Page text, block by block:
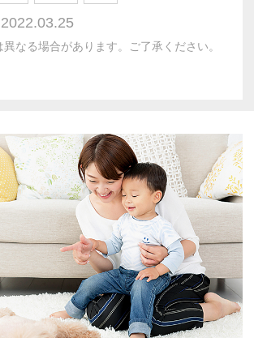
なる場合があります。ご了承ください。